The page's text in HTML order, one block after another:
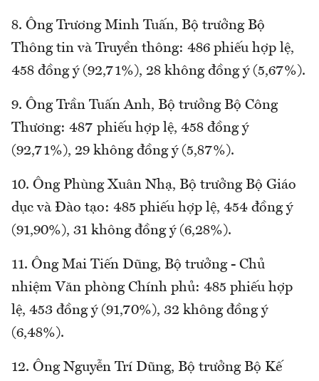
8. Ông Trương Minh Tuấn, Bộ trưởng Bộ
Thông tin và Truyền thông: 486 phiếu hợp lệ,
458 đồng ý (92,71%), 28 không đồng ý (5,67%).
9. Ông Trần Tuấn Anh, Bộ trưởng Bộ Công
Thương: 487 phiếu hợp lệ, 458 đồng ý
(92,71%), 29 không đồng ý (5,87%).
10. Ông Phùng Xuân Nhạ, Bộ trưởng Bộ Giáo
dục và Đào tạo: 485 phiếu hợp lệ, 454 đồng ý
(91,90%), 31 không đồng ý (6,28%).
11. Ông Mai Tiến Dũng, Bộ trưởng - Chủ
nhiệm Văn phòng Chính phủ: 485 phiếu hợp
lệ, 453 đồng ý (91,70%), 32 không đồng ý
(6,48%).
12. Ông Nguyễn Trí Dũng, Bộ trưởng Bộ Kế